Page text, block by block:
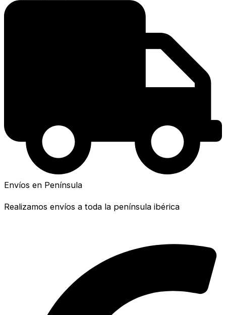
Envíos en Península
Realizamos envíos a toda la península ibérica